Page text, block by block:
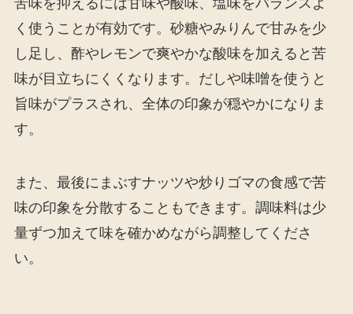
く使うことが有効です。砂糖やみりんで甘みを少
し足し、酢やレモンで爽やかな酸味を加えると苦
味が目立ちにくくなります。だしや味噌を使うと
旨味がプラスされ、全体の印象が穏やかになりま
す。
また、最後にまぶすナッツや炒りゴマの食感で苦
味の印象を分散することもできます。調味料は少
量ずつ加えて味を確かめながら調整してくださ
い。